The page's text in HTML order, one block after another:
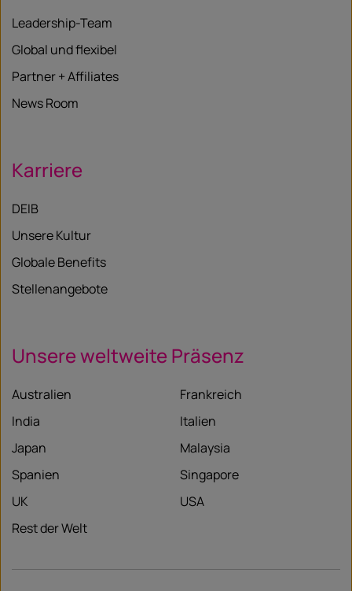
Leadership-Team
Global und flexibel
Partner + Affiliates
News Room
Karriere
DEIB
Unsere Kultur
Globale Benefits
Stellenangebote
Unsere weltweite Präsenz
Australien
Frankreich
India
Italien
Japan
Malaysia
Spanien
Singapore
UK
USA
Rest der Welt